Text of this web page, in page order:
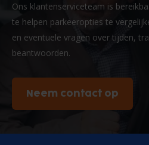
Ons klantenserviceteam is
te helpen parkeeropties te
en eventuele vragen over tijden,
beantwoorden.
Neem contact op